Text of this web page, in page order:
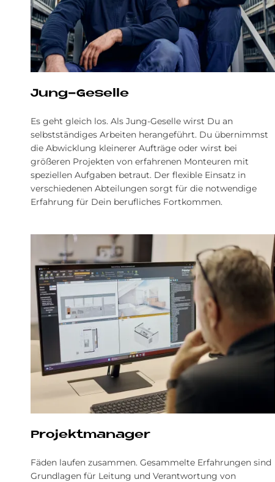
Jung-Ge­sel­le
Es geht gleich los. Als Jung-Geselle wirst Du an
selbstständiges Arbeiten herangeführt. Du übernimmst
die Abwicklung kleinerer Aufträge oder wirst bei
größeren Projekten von erfahrenen Monteuren mit
speziellen Aufgaben betraut. Der flexible Einsatz in
verschiedenen Abteilungen sorgt für die notwendige
Erfahrung für Dein berufliches Fortkommen.
Pro­jekt­ma­na­ger
Fäden laufen zusammen. Gesammelte Erfahrungen sind
Grundlagen für Leitung und Verantwortung von